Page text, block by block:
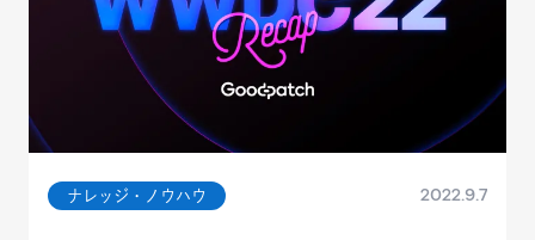
ナレッジ・ノウハウ 2022.9.7